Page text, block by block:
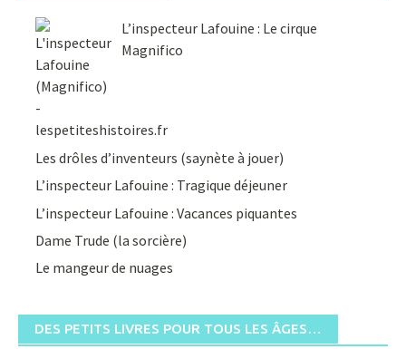
L’inspecteur Lafouine : Le cirque
Magnifico
Les drôles d’inventeurs (saynète à jouer)
L’inspecteur Lafouine : Tragique déjeuner
L’inspecteur Lafouine : Vacances piquantes
Dame Trude (la sorcière)
Le mangeur de nuages
DES PETITS LIVRES POUR TOUS LES ÂGES…